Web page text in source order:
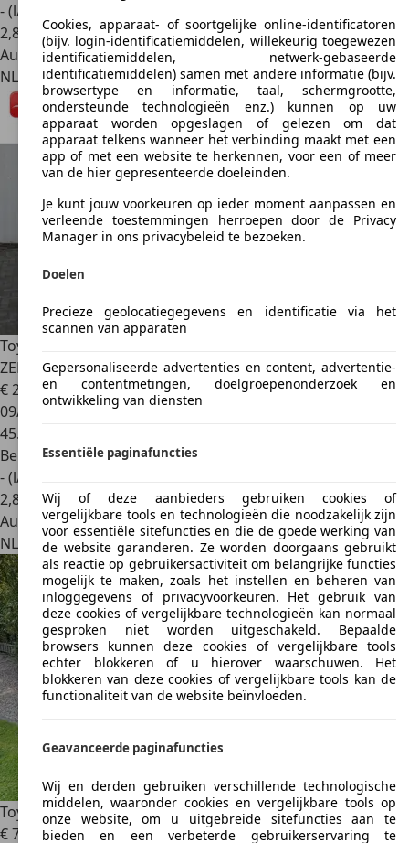
- (l/100 km)
2,8
Autobedrijf
NL 7891 EVKlazienaveen
Toyota Proace City
ZEER NETTE AUTO
€ 24.900
09/2021
45.598 km
Benzine
- (l/100 km)
2,8
Autobedrijf
NL 5473 GPHeeswijk-dinther
Toyota Yaris1.8 VVTi TS
€ 7.000
Cookies, apparaat- of soortgelijke online-identificatoren
(bijv. login-identificatiemiddelen, willekeurig toegewezen
identificatiemiddelen, netwerk-gebaseerde
identificatiemiddelen) samen met andere informatie (bijv.
browsertype en informatie, taal, schermgrootte,
ondersteunde technologieën enz.) kunnen op uw
apparaat worden opgeslagen of gelezen om dat
apparaat telkens wanneer het verbinding maakt met een
app of met een website te herkennen, voor een of meer
van de hier gepresenteerde doeleinden.
Je kunt jouw voorkeuren op ieder moment aanpassen en
verleende toestemmingen herroepen door de Privacy
Manager in ons privacybeleid te bezoeken.
Doelen
Precieze geolocatiegegevens en identificatie via het
scannen van apparaten
Gepersonaliseerde advertenties en content, advertentie-
en contentmetingen, doelgroepenonderzoek en
ontwikkeling van diensten
Essentiële paginafuncties
Wij of deze aanbieders gebruiken cookies of
vergelijkbare tools en technologieën die noodzakelijk zijn
voor essentiële sitefuncties en die de goede werking van
de website garanderen. Ze worden doorgaans gebruikt
als reactie op gebruikersactiviteit om belangrijke functies
mogelijk te maken, zoals het instellen en beheren van
inloggegevens of privacyvoorkeuren. Het gebruik van
deze cookies of vergelijkbare technologieën kan normaal
gesproken niet worden uitgeschakeld. Bepaalde
browsers kunnen deze cookies of vergelijkbare tools
echter blokkeren of u hierover waarschuwen. Het
blokkeren van deze cookies of vergelijkbare tools kan de
functionaliteit van de website beïnvloeden.
Geavanceerde paginafuncties
Wij en derden gebruiken verschillende technologische
middelen, waaronder cookies en vergelijkbare tools op
onze website, om u uitgebreide sitefuncties aan te
bieden en een verbeterde gebruikerservaring te